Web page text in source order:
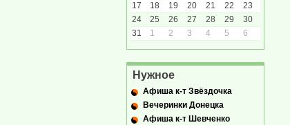
17
18 19 20 21 22
23
24
25 26 27 28 29
30
31
1 2 3 4 5 6
Нужное
Афиша к-т Звёздочка
Вечеринки Донецка
Афиша к-т Шевченко